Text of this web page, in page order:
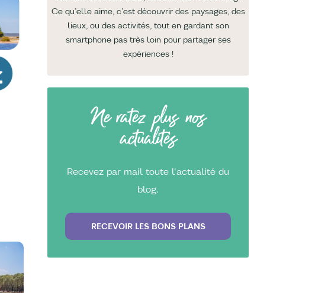
Ce qu’elle aime, c’est découvrir des paysages, des
lieux, ou des activités, tout en gardant son
smartphone pas très loin pour partager ses
expériences !
Ne ratez plus nos
actualités
Recevez par mail toute l'actualité du
blog.
RECEVOIR LES BONS PLANS